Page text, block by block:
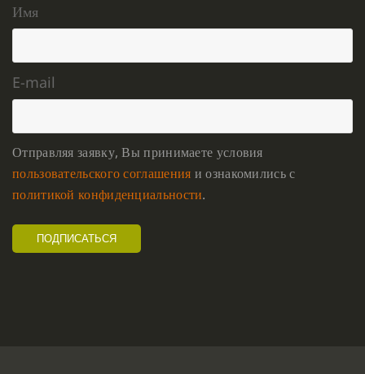
Имя
E-mail
Отправляя заявку, Вы принимаете условия
пользовательского соглашения и ознакомились с
политикой конфиденциальности.